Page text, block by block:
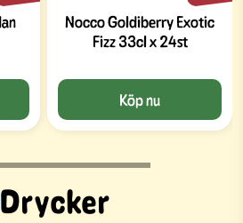
Nocco Goldiberry Exotic
Fizz 33cl x 24st
Köp nu
Drycker